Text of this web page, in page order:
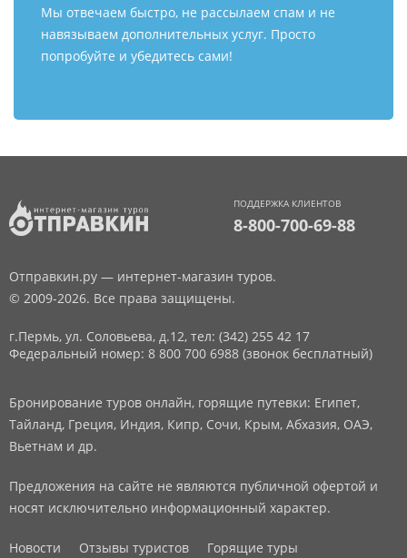
Мы отвечаем быстро, не рассылаем спам и не
навязываем дополнительных услуг. Просто
попробуйте и убедитесь сами!
ПОДДЕРЖКА КЛИЕНТОВ
8-800-700-69-88
Отправкин.ру — интернет-магазин туров.
© 2009-2026. Все права защищены.
г.Пермь, ул. Соловьева, д.12, тел: (342) 255 42 17
Федеральный номер: 8 800 700 6988 (звонок бесплатный)
Бронирование туров онлайн, горящие путевки: Египет,
Тайланд, Греция, Индия, Кипр, Сочи, Крым, Абхазия, ОАЭ,
Вьетнам и др.
Предложения на сайте не являются публичной офертой и
носят исключительно информационный характер.
Новости Отзывы туристов Горящие туры